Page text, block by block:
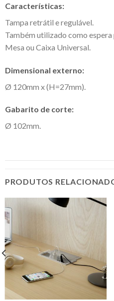
Características:
Tampa retrátil e regulável.
Também utilizado como
Mesa ou Caixa Universal.
Dimensional externo:
Ø 120mm x (H=27mm).
Gabarito de corte:
Ø 102mm.
PRODUTOS